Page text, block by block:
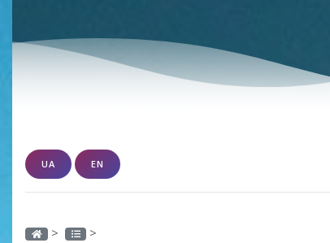
UA EN
> >